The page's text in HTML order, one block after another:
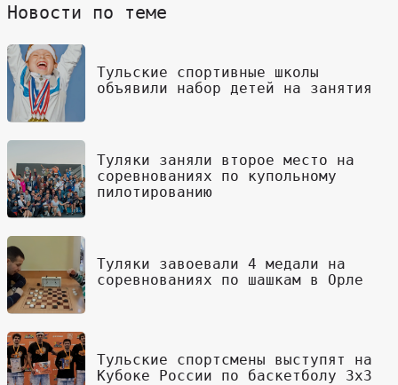
Новости по теме
Тульские спортивные школы
объявили набор детей на занятия
Туляки заняли второе место на
соревнованиях по купольному
пилотированию
Туляки завоевали 4 медали на
соревнованиях по шашкам в Орле
Тульские спортсмены выступят на
Кубоке России по баскетболу 3х3